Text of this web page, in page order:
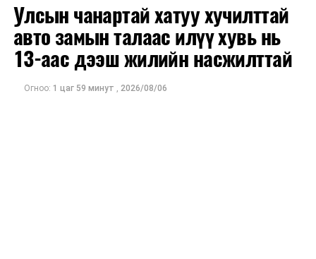
2026 оны 8 дугаар сарын 17–28-ны өдрүүдэд
E-Mongolia системээр бүртгэнэ.
Энэ хугацаанд хүүхэд бүртгэх дэмжлэгийн баг
сургуулиуд дээр ажиллахгүй.
Улсын чанартай хатуу хучилттай
авто замын талаас илүү хувь нь
13-аас дээш жилийн насжилттай
Огноо: 1 цаг 59 минут , 2026/08/06